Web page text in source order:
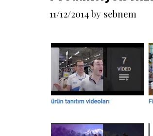
11/12/2014 by sebnem